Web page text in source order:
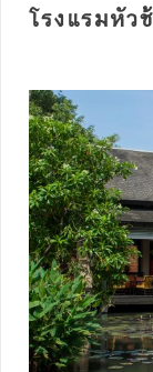
โรงแรมหัว